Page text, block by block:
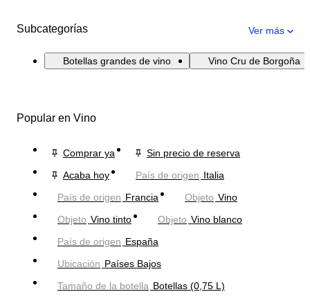
Subcategorías Ver más
Botellas grandes de vino Vino Cru de Borgoña
Popular en Vino
Comprar ya
Sin precio de reserva
Acaba hoy
País de origen Italia
País de origen Francia Objeto Vino
Objeto Vino tinto Objeto Vino blanco
País de origen España
Ubicación Países Bajos
Tamaño de la botella Botellas (0,75 L)